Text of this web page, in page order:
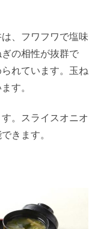
、フワフワで塩味
の相性が抜群で
れています。玉ね
す。
。スライスオニオ
きます。